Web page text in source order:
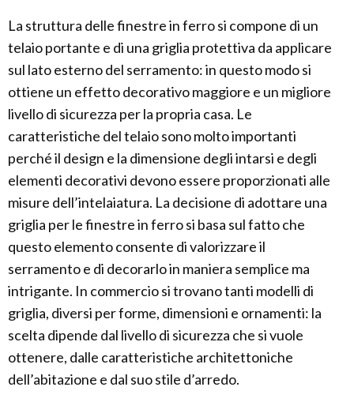
La struttura delle finestre in ferro si compone di un
telaio portante e di una griglia protettiva da applicare
sul lato esterno del serramento: in questo modo si
ottiene un effetto decorativo maggiore e un migliore
livello di sicurezza per la propria casa. Le
caratteristiche del telaio sono molto importanti
perché il design e la dimensione degli intarsi e degli
elementi decorativi devono essere proporzionati alle
misure dell’intelaiatura. La decisione di adottare una
griglia per le finestre in ferro si basa sul fatto che
questo elemento consente di valorizzare il
serramento e di decorarlo in maniera semplice ma
intrigante. In commercio si trovano tanti modelli di
griglia, diversi per forme, dimensioni e ornamenti: la
scelta dipende dal livello di sicurezza che si vuole
ottenere, dalle caratteristiche architettoniche
dell’abitazione e dal suo stile d’arredo.